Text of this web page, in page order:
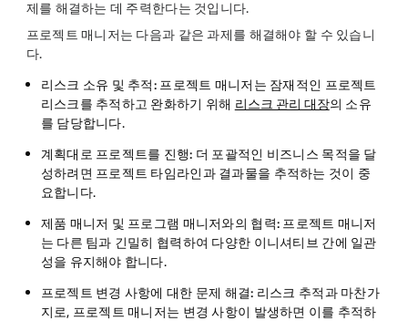
제를 해결하는 데 주력한다는 것입니다.
프로젝트 매니저는 다음과 같은 과제를 해결해야 할 수 있습니
다.
리스크 소유 및 추적: 프로젝트 매니저는 잠재적인 프로젝트
리스크를 추적하고 완화하기 위해 리스크 관리 대장의 소유
를 담당합니다.
계획대로 프로젝트를 진행: 더 포괄적인 비즈니스 목적을 달
성하려면 프로젝트 타임라인과 결과물을 추적하는 것이 중
요합니다.
제품 매니저 및 프로그램 매니저와의 협력: 프로젝트 매니저
는 다른 팀과 긴밀히 협력하여 다양한 이니셔티브 간에 일관
성을 유지해야 합니다.
프로젝트 변경 사항에 대한 문제 해결: 리스크 추적과 마찬가
지로, 프로젝트 매니저는 변경 사항이 발생하면 이를 추적하